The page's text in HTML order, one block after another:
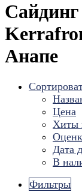
Анапе
Цена
Хиты
Дата
В
Фильтры